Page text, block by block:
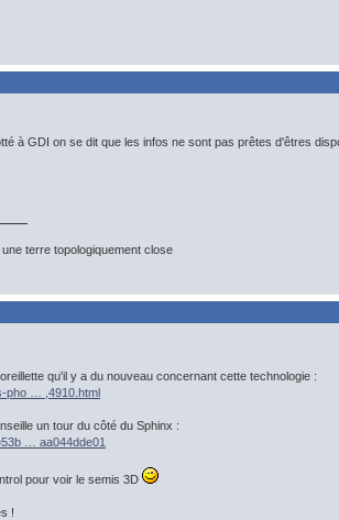
à GDI on se dit que les infos ne sont pas prêtes d'êtres
terre topologiquement close
qu'il y a du nouveau concernant cette technologie :
pho … ,4910.html
un tour du côté du Sphinx :
… aa044dde01
pour voir le semis 3D
!